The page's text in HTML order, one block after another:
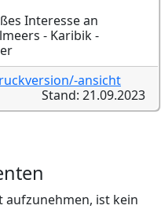
Interesse an
- Karibik -
ansicht
Stand: 21.09.2023
ist kein